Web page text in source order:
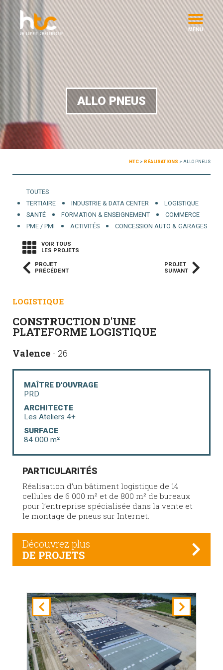
MENU
ALLO PNEUS
HTC > RÉALISATIONS > ALLO PNEUS
TOUTES
TERTIAIRE
INDUSTRIE & DATA CENTER
LOGISTIQUE
SANTÉ
FORMATION & ENSEIGNEMENT
COMMERCE
PME / PMI
ACTIVITÉS CONCESSION AUTO & GARAGES
VOIR TOUS
LES PROJETS
PROJET
PRÉCÉDENT
PROJET
SUIVANT
LOGISTIQUE
CONSTRUCTION D'UNE
PLATEFORME LOGISTIQUE
Valence - 26
MAÎTRE D'OUVRAGE
PRD
ARCHITECTE
Les Ateliers 4+
SURFACE
84 000 m²
PARTICULARITÉS
Réalisation d’un bâtiment logistique de 14
cellules de 6 000 m² et de 800 m² de bureaux
pour l’entreprise spécialisée dans la vente et
le montage de pneus sur Internet.
Découvrez plus
DE PROJETS